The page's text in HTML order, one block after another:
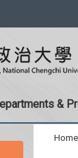
&
Home